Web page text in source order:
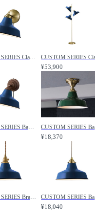
CUSTOM SERIES Classic Wall Lamp × Railroad Mini / カスタムシリーズ クラシックウォールランプ × レイルロードミニ / FLYMEe Factory / フライミーファクトリー
¥53,900
CUSTOM SERIES Basic Wall Lamp × Railroad Mini / カスタムシリーズ ベーシックウォールランプ × レイルロードミニ / FLYMEe Factory / フライミーファクトリー
¥18,370
CUSTOM SERIES Brass Pendant Light × Railroad Mini / カスタムシリーズ 真鍮ペンダントライト（口金E26） × レイルロードミニ / FLYMEe Factory / フライミーファクトリー
¥18,040